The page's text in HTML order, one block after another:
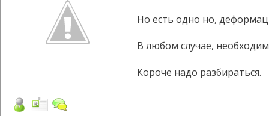
Но есть одно но,
В любом случае,
Короче надо разбираться.